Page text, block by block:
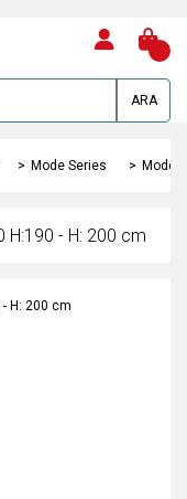
ARA
Mode Series Mode
H:190 - H: 200 cm